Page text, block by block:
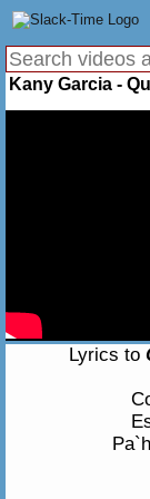
Kany Garcia -
Lyrics to